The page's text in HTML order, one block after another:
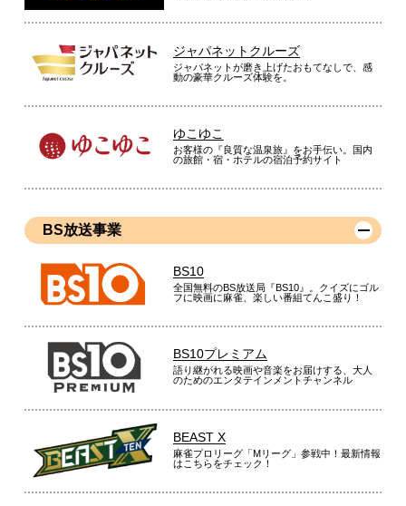
ジャパネットクルーズ
ジャパネットが磨き上げたおもてなしで、感
動の豪華クルーズ体験を。
ゆこゆこ
お客様の『良質な温泉旅』をお手伝い。国内
の旅館・宿・ホテルの宿泊予約サイト
BS放送事業
BS10
全国無料のBS放送局『BS10』。クイズにゴル
フに映画に麻雀、楽しい番組てんこ盛り！
BS10プレミアム
語り継がれる映画や音楽をお届けする、大人
のためのエンタテインメントチャンネル
BEAST X
麻雀プロリーグ「Mリーグ」参戦中！最新情報
はこちらをチェック！